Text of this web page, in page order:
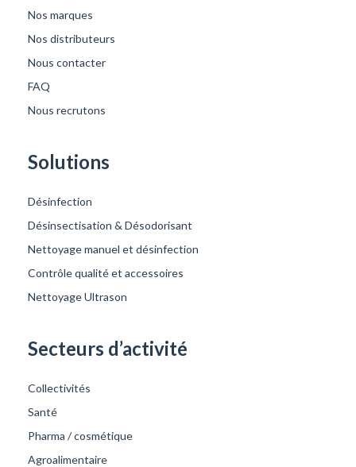
Nos marques
Nos distributeurs
Nous contacter
FAQ
Nous recrutons
Solutions
Désinfection
Désinsectisation & Désodorisant
Nettoyage manuel et désinfection
Contrôle qualité et accessoires
Nettoyage Ultrason
Secteurs d’activité
Collectivités
Santé
Pharma / cosmétique
Agroalimentaire